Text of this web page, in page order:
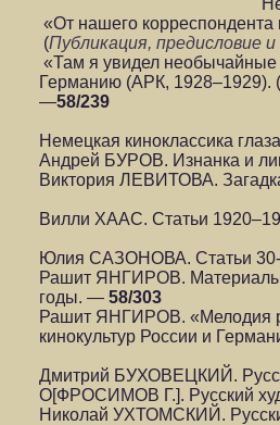
«От нашего
(Публикация, предисловие
«Там я увидел необычайные
Германию (АРК, 1928–1929). (
—58/239
Немецкая киноклассика
Андрей БУРОВ. Изнанка и
Виктория ЛЕВИТОВА.
Вилли ХААС. Статьи
Юлия САЗОНОВА. Статьи 30-
Рашит ЯНГИРОВ. Материалы
годы. — 58/303
Рашит ЯНГИРОВ. «Мелодия
кинокультур России и
Дмитрий БУХОВЕЦКИЙ.
О[ФРОСИМОВ Г.]. Русский
Николай УХТОМСКИЙ.